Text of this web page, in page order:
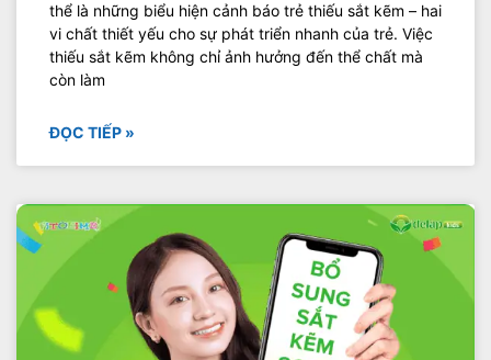
thể là những biểu hiện cảnh báo trẻ thiếu sắt kẽm – hai
vi chất thiết yếu cho sự phát triển nhanh của trẻ. Việc
thiếu sắt kẽm không chỉ ảnh hưởng đến thể chất mà
còn làm
ĐỌC TIẾP »